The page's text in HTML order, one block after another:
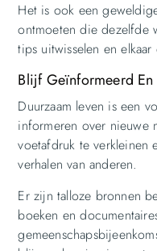
Het is ook een
ontmoeten die dezelfde
tips uitwisselen en
Blijf Geïnformeerd
Duurzaam leven is een
informeren over nieuwe
voetafdruk te verkleinen
verhalen van anderen.
Er zijn talloze bronnen
boeken en